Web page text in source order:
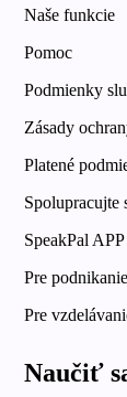
Naše funkcie
Pomoc
Podmienky
Zásady
Platené
Spolupracujte
SpeakPal
Pre podnikanie
Pre
Naučiť